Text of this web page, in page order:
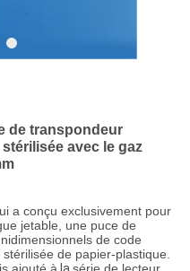
de transpondeur
avec le gaz
a conçu exclusivement pour
jetable, une puce de
de code
de papier-plastique.